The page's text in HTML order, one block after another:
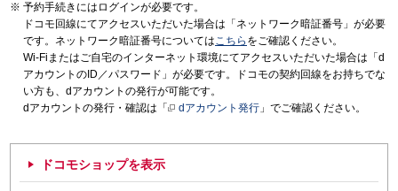
予約手続きにはログインが必要です。
ドコモ回線にてアクセスいただいた場合は「ネットワーク暗証番号」が必要
です。ネットワーク暗証番号についてはこちら をご確認ください。
Wi-Fiまたはご自宅のインターネット環境にてアクセスいただいた場合は「d
アカウントのID／パスワード」が必要です。ドコモの契約回線をお持ちでな
い方も、dアカウントの発行が可能です。
dアカウントの発行・確認は「
dアカウント発行 」でご確認ください。
ドコモショップを表示